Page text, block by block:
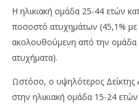
Η ηλικιακή ομάδα 25-44 ετών
ποσοστό ατυχημάτων (45,1% με
ακολουθούμενη από την ομάδα
ατυχήματα).
Ωστόσο, ο υψηλότερος
στην ηλικιακή ομάδα 15-24